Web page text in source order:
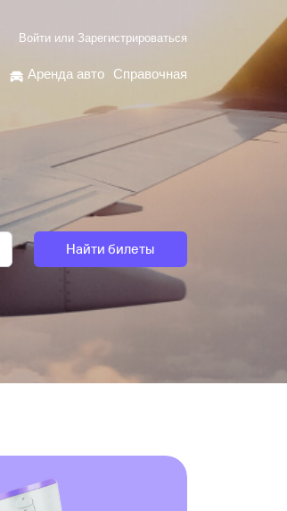
Войти или Зарегистрироваться
Аренда авто Справочная
Найти билеты